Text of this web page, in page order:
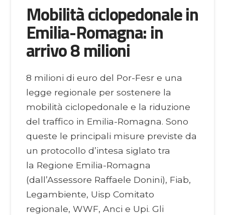
Mobilità ciclopedonale in
Emilia-Romagna: in
arrivo 8 milioni
8 milioni di euro del Por-Fesr e una
legge regionale per sostenere la
mobilità ciclopedonale e la riduzione
del traffico in Emilia-Romagna. Sono
queste le principali misure previste da
un protocollo d’intesa siglato tra
la Regione Emilia-Romagna
(dall’Assessore Raffaele Donini), Fiab,
Legambiente, Uisp Comitato
regionale, WWF, Anci e Upi. Gli